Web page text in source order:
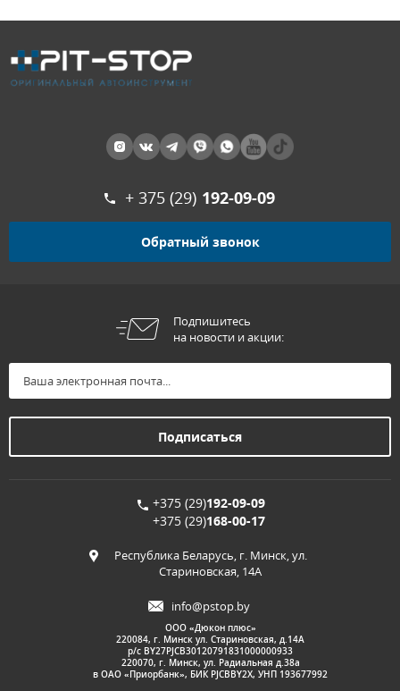
+ 375 (29) 192-09-09
Обратный звонок
Подпишитесь
на новости и акции:
+375 (29)192-09-09
+375 (29)168-00-17
Республика Беларусь, г. Минск, ул.
Стариновская, 14А
info@pstop.by
ООО «Дюкон плюс»
220084, г. Минск ул. Стариновская, д.14А
р/с BY27PJCB30120791831000000933
220070, г. Минск, ул. Радиальная д.38а
в ОАО «Приорбанк», БИК PJCBBY2X, УНП 193677992